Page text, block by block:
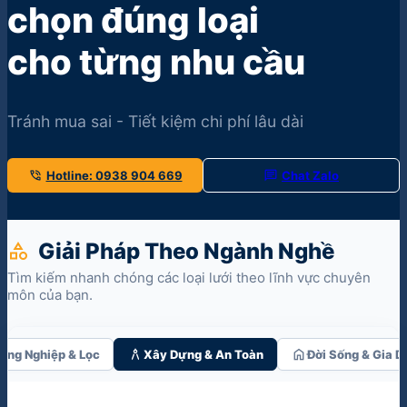
chọn đúng loại
cho từng nhu cầu
Tránh mua sai - Tiết kiệm chi phí lâu dài
phone_in_talk Hotline: 0938 904 669 chat Chat Zalo
category Giải Pháp Theo Ngành Nghề
Tìm kiếm nhanh chóng các loại lưới theo lĩnh vực chuyên
môn của bạn.
& Lọc architecture Xây Dựng & An Toàn home Đời Sống & Gia Dụng